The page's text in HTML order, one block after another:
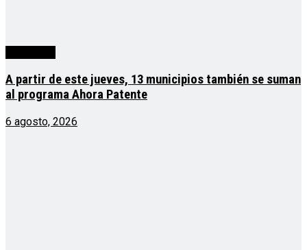
A partir de este jueves, 13 municipios también se suman
al programa Ahora Patente
6 agosto, 2026